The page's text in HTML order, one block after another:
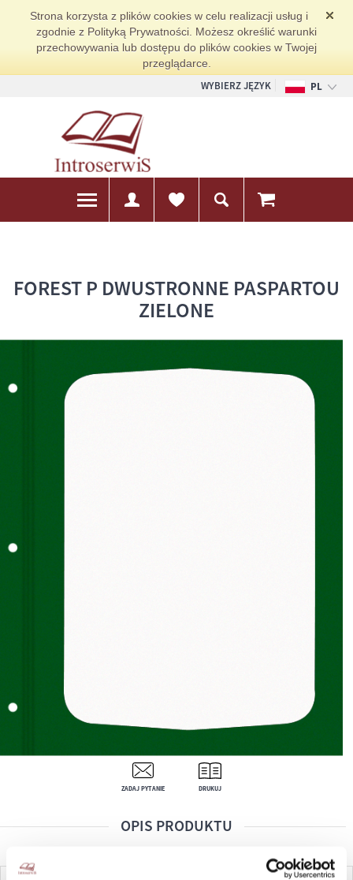
Strona korzysta z plików cookies w celu realizacji usług i
zgodnie z Polityką Prywatności. Możesz określić warunki
przechowywania lub dostępu do plików cookies w Twojej
przeglądarce.
WYBIERZ JĘZYK
PL
FOREST P DWUSTRONNE PASPARTOU
ZIELONE
ZADAJ PYTANIE DRUKUJ
OPIS PRODUKTU